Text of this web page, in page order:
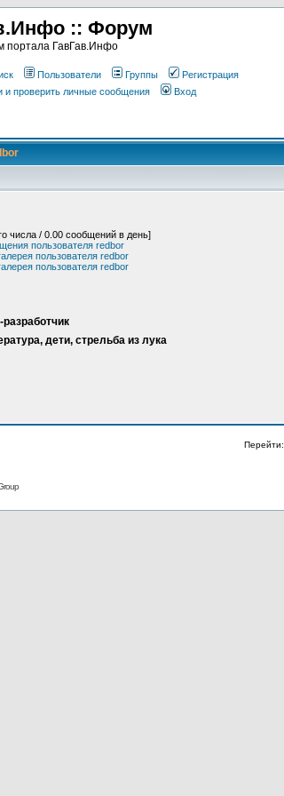
:: Форум
портала ГавГав.Инфо
Пользователи Группы
Регистрация
и проверить личные сообщения Вход
числа / 0.00 сообщений в день]
пользователя redbor
пользователя redbor
пользователя redbor
дети, стрельба из лука
Перейти: